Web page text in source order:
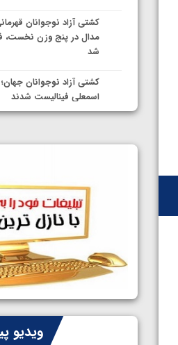
کشتی آزاد نوجوانان
مدال در پنج وزن نخست،
شد
کشتی آزاد نوجوانان
اسمعلی فینالیست شدند
نمایندگان ایران مشخص
سوم برای ایران
ایران چشم به راه چهار
دوم کشتی فرنگی
ویدیو